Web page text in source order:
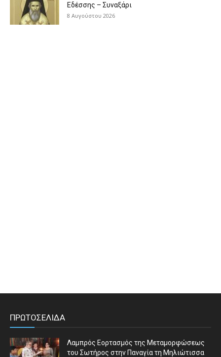
Εδέσσης – Συναξάρι
8 Αυγούστου 2026
ΠΡΩΤΟΣΕΛΙΔΑ
Λαμπρός Εορτασμός της Μεταμορφώσεως
του Σωτήρος στην Παναγία τη Μηλιώτισσα